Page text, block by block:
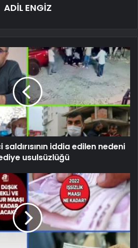
ADİL ENGİZ
iddia edilen nedeni
usulsüzlüğü